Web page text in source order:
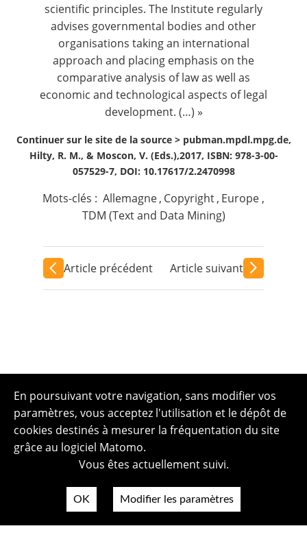
scientific principles. The Institute regularly
advises governmental bodies and other
organisations taking an international
approach and placing emphasis on the
comparative analysis of law as well as
economic and technological aspects of legal
development. (…) »
Continuer sur le site de la source > pubman.mpdl.mpg.de,
Hilty, R. M., & Moscon, V. (Eds.),2017, ISBN: 978-3-00-
057529-7, DOI: 10.17617/2.2470998
Mots-clés : Allemagne, Copyright, Europe ,
TDM (Text and Data Mining)
Article précédent Article suivant
En poursuivant votre navigation, sans modifier vos
paramètres, vous acceptez l'utilisation et le dépôt de
cookies destinés à mesurer la fréquentation du site
grâce au logiciel Matomo.
Vous êtes actuellement suivi.
OK Modifier les paramètres